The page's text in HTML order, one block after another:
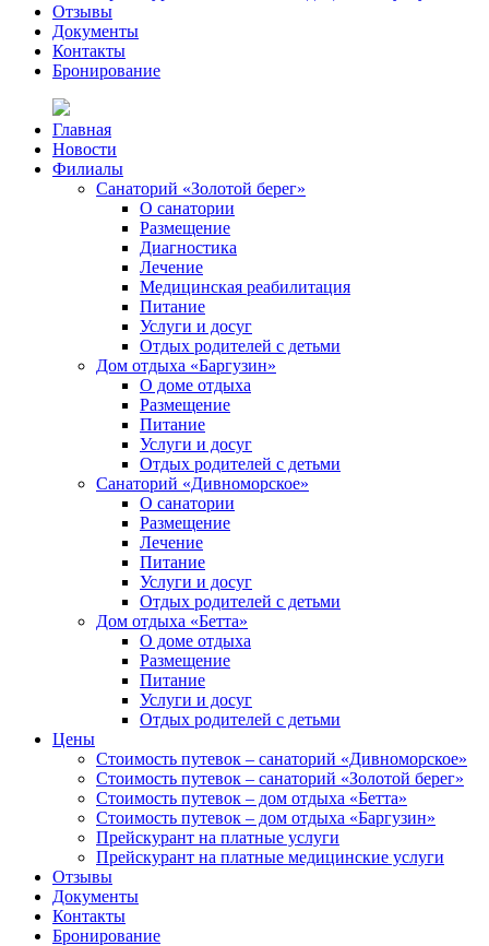
Отзывы
Документы
Контакты
Бронирование
Главная
Новости
Филиалы
Санаторий «Золотой берег»
О санатории
Размещение
Диагностика
Лечение
Медицинская реабилитация
Питание
Услуги и досуг
Отдых родителей с детьми
Дом отдыха «Баргузин»
О доме отдыха
Размещение
Питание
Услуги и досуг
Отдых родителей с детьми
Санаторий «Дивноморское»
О санатории
Размещение
Лечение
Питание
Услуги и досуг
Отдых родителей с детьми
Дом отдыха «Бетта»
О доме отдыха
Размещение
Питание
Услуги и досуг
Отдых родителей с детьми
Цены
Стоимость путевок – санаторий «Дивноморское»
Стоимость путевок – санаторий «Золотой берег»
Стоимость путевок – дом отдыха «Бетта»
Стоимость путевок – дом отдыха «Баргузин»
Прейскурант на платные услуги
Прейскурант на платные медицинские услуги
Отзывы
Документы
Контакты
Бронирование